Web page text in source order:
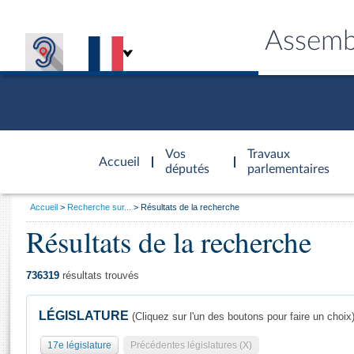
Accueil
d'accueil
Vos
députés
Travaux
parlementaires
Général
Vous
Accueil Recherche sur... Résultats de la recherche
Résultats de la recherche
736319 résultats trouvés
LÉGISLATURE (Cliquez sur l'un des boutons pour faire un choix)
17e législature Précédentes législatures (X)